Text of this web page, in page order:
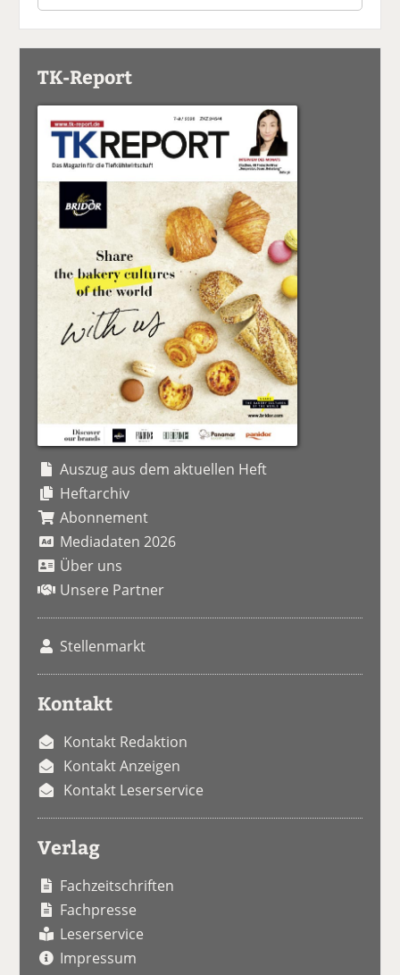
TK-Report
Auszug aus dem aktuellen Heft
Heftarchiv
Abonnement
Mediadaten 2026
Über uns
Unsere Partner
Stellenmarkt
Kontakt
Kontakt Redaktion
Kontakt Anzeigen
Kontakt Leserservice
Verlag
Fachzeitschriften
Fachpresse
Leserservice
Impressum